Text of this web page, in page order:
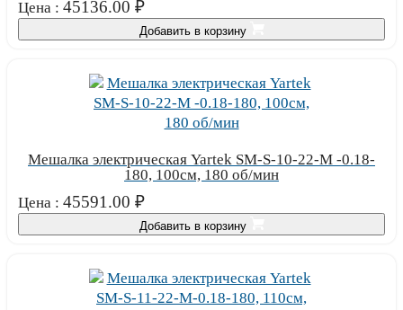
Цена : 45136.00 ₽
Добавить в корзину
Мешалка электрическая Yartek SM-S-10-22-М -0.18-
180, 100см, 180 об/мин
Цена : 45591.00 ₽
Добавить в корзину